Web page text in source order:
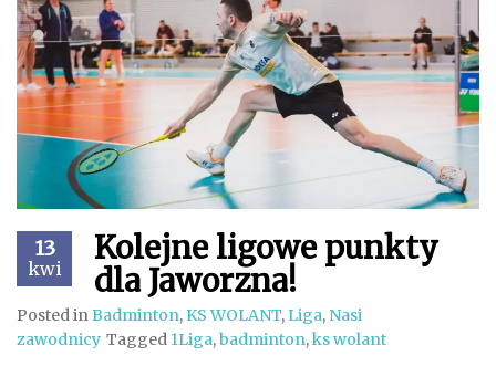
13
kwi
Kolejne ligowe punkty
dla Jaworzna!
Posted inBadminton, KS WOLANT, Liga, Nasi
zawodnicy Tagged 1Liga,badminton,ks wolant